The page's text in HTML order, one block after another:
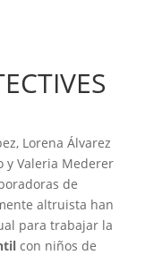
Lorena Álvarez
y Valeria Mederer
de
altruista han
para trabajar la
con niños de